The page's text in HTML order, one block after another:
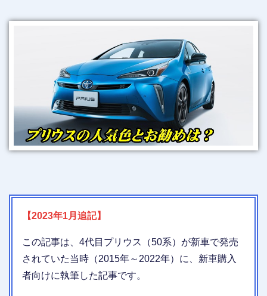
【2023年1月追記】
この記事は、4代目プリウス（50系）が新車で発売
されていた当時（2015年～2022年）に、新車購入
者向けに執筆した記事です。